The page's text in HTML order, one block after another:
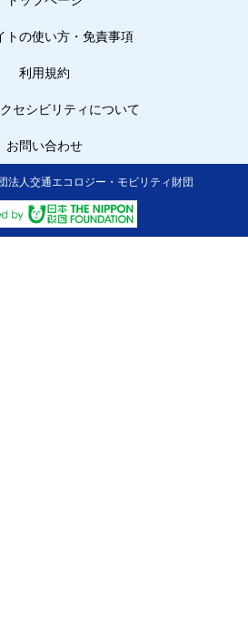
トの使い方・免責事項
利用規約
セシビリティについて
お問い合わせ
法人交通エコロジー・モビリティ財団